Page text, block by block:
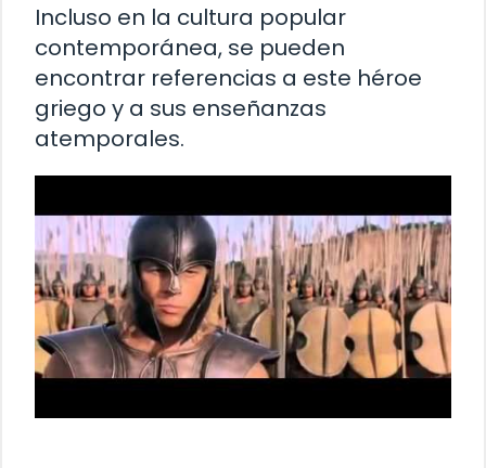
Incluso en la cultura popular
contemporánea, se pueden
encontrar referencias a este héroe
griego y a sus enseñanzas
atemporales.